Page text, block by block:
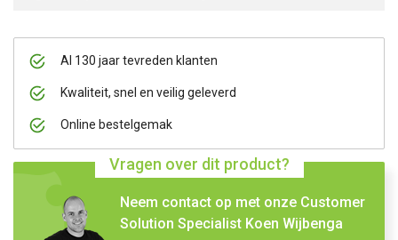
Al 130 jaar tevreden klanten
Kwaliteit, snel en veilig geleverd
Online bestelgemak
Vragen over dit product?
Neem contact op met onze Customer
Solution Specialist Koen Wijbenga